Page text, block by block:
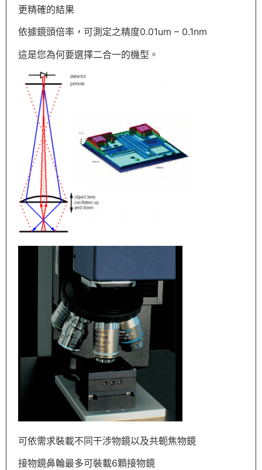
更精確的結果
依據鏡頭倍率，可測定之精度0.01um – 0.1nm
這是您為何要選擇二合一的機型。
可依需求裝載不同干涉物鏡以及共軛焦物鏡
接物鏡鼻輪最多可裝載6顆接物鏡